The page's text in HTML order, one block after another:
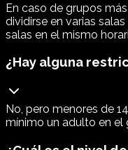
En caso de grupos
dividirse en varias
salas en el mismo
¿Hay alguna
No, pero menores de
mínimo un adulto en el